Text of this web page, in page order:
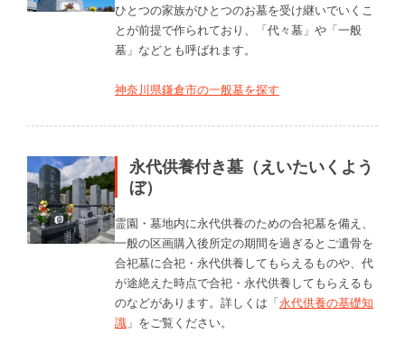
ひとつの家族がひとつのお墓を受け継いでいくこ
とが前提で作られており、「代々墓」や「一般
墓」などとも呼ばれます。
神奈川県鎌倉市の一般墓を探す
永代供養付き墓（えいたいくよう
ぼ）
霊園・墓地内に永代供養のための合祀墓を備え、
一般の区画購入後所定の期間を過ぎるとご遺骨を
合祀墓に合祀・永代供養してもらえるものや、代
が途絶えた時点で合祀・永代供養してもらえるも
のなどがあります。詳しくは「永代供養の基礎知
識 」をご覧ください。